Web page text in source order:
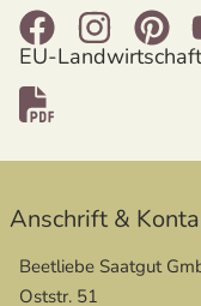
EU-
Anschrift &
Beetliebe Saatgut
Oststr. 51